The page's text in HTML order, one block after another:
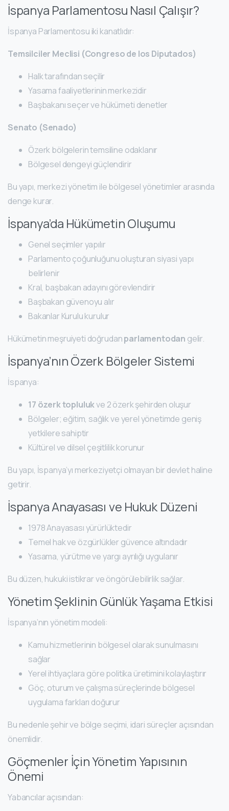
İspanya Parlamentosu Nasıl Çalışır?
İspanya Parlamentosu iki kanatlıdır:
Temsilciler Meclisi (Congreso de los Diputados)
Halk tarafından seçilir
Yasama faaliyetlerinin merkezidir
Başbakanı seçer ve hükümeti denetler
Senato (Senado)
Özerk bölgelerin temsiline odaklanır
Bölgesel dengeyi güçlendirir
Bu yapı, merkezi yönetim ile bölgesel yönetimler arasında
denge kurar.
İspanya’da Hükümetin Oluşumu
Genel seçimler yapılır
Parlamento çoğunluğunu oluşturan siyasi yapı
belirlenir
Kral, başbakan adayını görevlendirir
Başbakan güvenoyu alır
Bakanlar Kurulu kurulur
Hükümetin meşruiyeti doğrudanparlamentodan gelir.
İspanya’nın Özerk Bölgeler Sistemi
İspanya:
17 özerk toplulukve 2 özerk şehirden oluşur
Bölgeler; eğitim, sağlık ve yerel yönetimde geniş
yetkilere sahiptir
Kültürel ve dilsel çeşitlilik korunur
Bu yapı, İspanya’yı merkeziyetçi olmayan bir devlet haline
getirir.
İspanya Anayasası ve Hukuk Düzeni
1978 Anayasası yürürlüktedir
Temel hak ve özgürlükler güvence altındadır
Yasama, yürütme ve yargı ayrılığı uygulanır
Bu düzen, hukuki istikrar ve öngörülebilirlik sağlar.
Yönetim Şeklinin Günlük Yaşama Etkisi
İspanya’nın yönetim modeli:
Kamu hizmetlerinin bölgesel olarak sunulmasını
sağlar
Yerel ihtiyaçlara göre politika üretimini kolaylaştırır
Göç, oturum ve çalışma süreçlerinde bölgesel
uygulama farkları doğurur
Bu nedenle şehir ve bölge seçimi, idari süreçler açısından
önemlidir.
Göçmenler İçin Yönetim Yapısının
Önemi
Yabancılar açısından: